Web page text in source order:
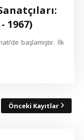
1967)
başlamıştır. İlk
Önceki Kayıtlar